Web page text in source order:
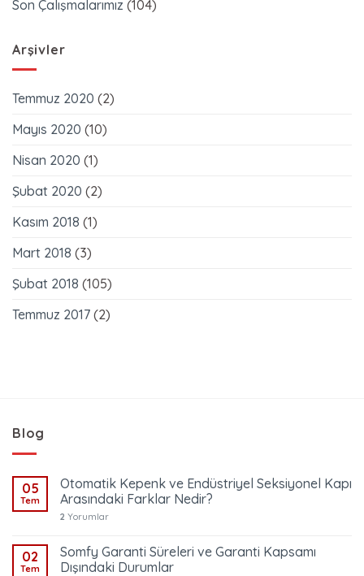
Son Çalışmalarımız (104)
Arşivler
Temmuz 2020 (2)
Mayıs 2020 (10)
Nisan 2020 (1)
Şubat 2020 (2)
Kasım 2018 (1)
Mart 2018 (3)
Şubat 2018 (105)
Temmuz 2017 (2)
Blog
05
Tem
Otomatik Kepenk ve Endüstriyel Seksiyonel Kapı
Arasındaki Farklar Nedir?
2 Yorumlar
02
Tem
Somfy Garanti Süreleri ve Garanti Kapsamı
Dışındaki Durumlar